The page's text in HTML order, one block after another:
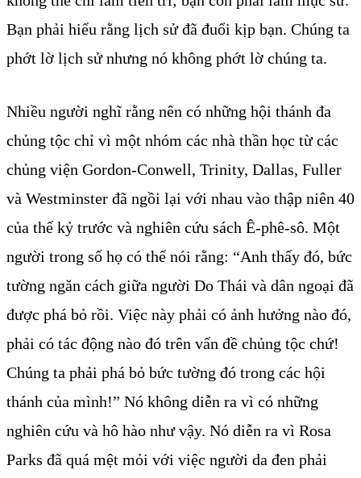
Bạn phải hiểu rằng lịch sử đã đuổi kịp bạn. Chúng ta
phớt lờ lịch sử nhưng nó không phớt lờ chúng ta.
Nhiều người nghĩ rằng nên có những hội thánh đa
chủng tộc chỉ vì một nhóm các nhà thần học từ các
chủng viện Gordon-Conwell, Trinity, Dallas, Fuller
và Westminster đã ngồi lại với nhau vào thập niên 40
của thế kỷ trước và nghiên cứu sách Ê-phê-sô. Một
người trong số họ có thể nói rằng: “Anh thấy đó, bức
tường ngăn cách giữa người Do Thái và dân ngoại đã
được phá bỏ rồi. Việc này phải có ảnh hưởng nào đó,
phải có tác động nào đó trên vấn đề chủng tộc chứ!
Chúng ta phải phá bỏ bức tường đó trong các hội
thánh của mình!” Nó không diễn ra vì có những
nghiên cứu và hô hào như vậy. Nó diễn ra vì Rosa
Parks đã quá mệt mỏi với việc người da đen phải